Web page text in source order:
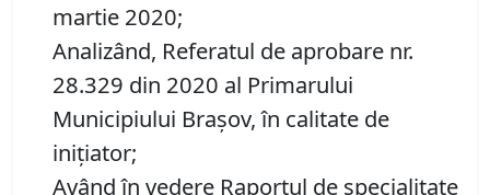
martie 2020;
Analizând, Referatul de aprobare nr.
28.329 din 2020 al Primarului
Municipiului Braşov, în calitate de
iniţiator;
Având în vedere Raportul de specialitate